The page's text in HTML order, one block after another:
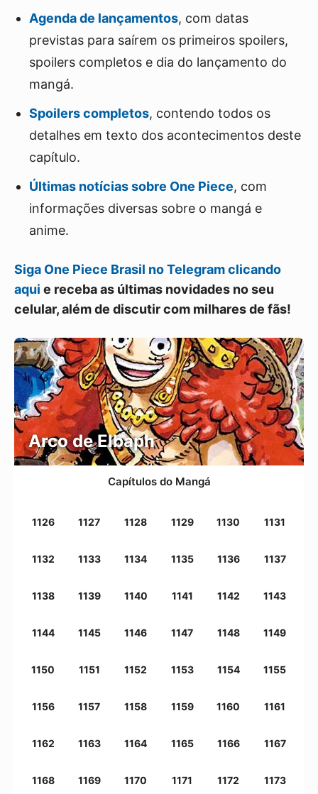
Agenda de lançamentos, com datas
previstas para saírem os primeiros spoilers,
spoilers completos e dia do lançamento do
mangá.
Spoilers completos, contendo todos os
detalhes em texto dos acontecimentos deste
capítulo.
Últimas notícias sobre One Piece, com
informações diversas sobre o mangá e
anime.
Siga One Piece Brasil no Telegram clicando
aqui e receba as últimas novidades no seu
celular, além de discutir com milhares de fãs!
Arco de Elbaph
Capítulos do Mangá
1126 1127 1128 1129 1130 1131
1132 1133 1134 1135 1136 1137
1138 1139 1140 1141 1142 1143
1144 1145 1146 1147 1148 1149
1150 1151 1152 1153 1154 1155
1156 1157 1158 1159 1160 1161
1162 1163 1164 1165 1166 1167
1168 1169 1170 1171 1172 1173